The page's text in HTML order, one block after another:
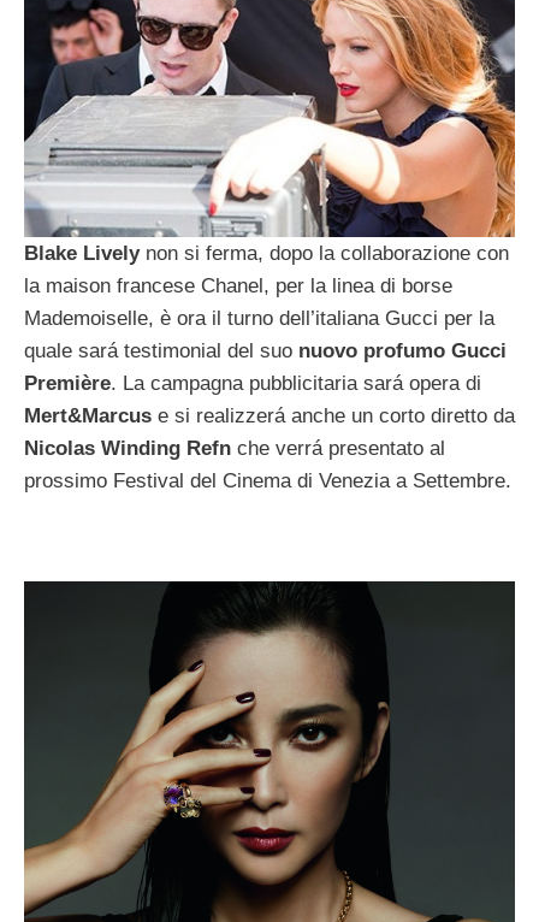
Blake Livelynon si ferma, dopo la collaborazione con
la maison francese Chanel, per la linea di borse
Mademoiselle, è ora il turno dell’italiana Gucci per la
quale sará testimonial del suo nuovo profumo Gucci
Première. La campagna pubblicitaria sará opera di
Mert&Marcus e si realizzerá anche un corto diretto da
Nicolas Winding Refn che verrá presentato al
prossimo Festival del Cinema di Venezia a Settembre.